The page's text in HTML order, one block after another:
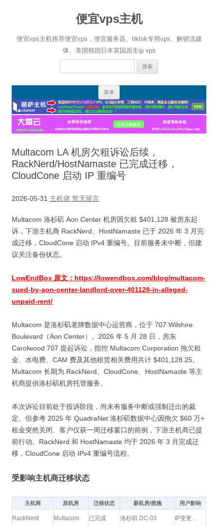
便宜vps主机
便宜vps主机推荐便宜vps，便宜服务器、tiktok专用vps、解锁流媒
体、美国韩国日本英国原生ip vps
搜
菜单
正
文
Multacom LA 机房欠租诉讼后续，
RackNerd/HostNamaste 已完成迁移，
CloudCone 启动 IP 重编号
2026-05-31 主机佬 暂无留言
Multacom 洛杉矶 Aon Center 机房因欠租 $401,128 被房东起
诉，下游主机商 RackNerd、HostNamaste 已于 2026 年 3 月完
成迁移，CloudCone 启动 IPv4 重编号。目前服务未中断，但建
议关注备份状态。
LowEndBox 原文：https://lowendbox.com/blog/multacom-
sued-by-aon-center-landlord-over-401128-in-alleged-
unpaid-rent/
Multacom 是洛杉矶老牌数据中心运营商，位于 707 Wilshire
Boulevard（Aon Center）。2026 年 5 月 28 日，房东
Carolwood 707 提起诉讼，指控 Multacom Corporation 拖欠租
金、水电费、CAM 费及其他租赁相关费用共计 $401,128.25。
Multacom 长期为 RackNerd、CloudCone、HostNamaste 等主
机商提供洛杉矶机房托管服务。
本次诉讼目前处于投诉阶段，尚未有服务中断或强制迁出的裁
定。但参考 2025 年 QuadraNet 洛杉矶数据中心因拖欠 $60 万+
租金突然关闭、客户仅获一周迁移窗口的前例，下游主机商已提
前行动。RackNerd 和 HostNamaste 均于 2026 年 3 月完成迁
移，CloudCone 启动 IPv4 重编号流程。
受影响主机商迁移状态
主机商 原机房 迁移状态 新机房/措施 用户影响
RackNerd
Multacom
已完成
洛杉矶 DC-03
IP变更，